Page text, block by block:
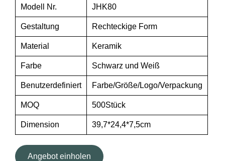
Modell Nr. JHK80
Gestaltung Rechteckige Form
Material Keramik
Farbe Schwarz und Weiß
Benutzerdefiniert Farbe/Größe/Logo/Verpackung
MOQ 500Stück
Dimension 39,7*24,4*7,5cm
Angebot einholen